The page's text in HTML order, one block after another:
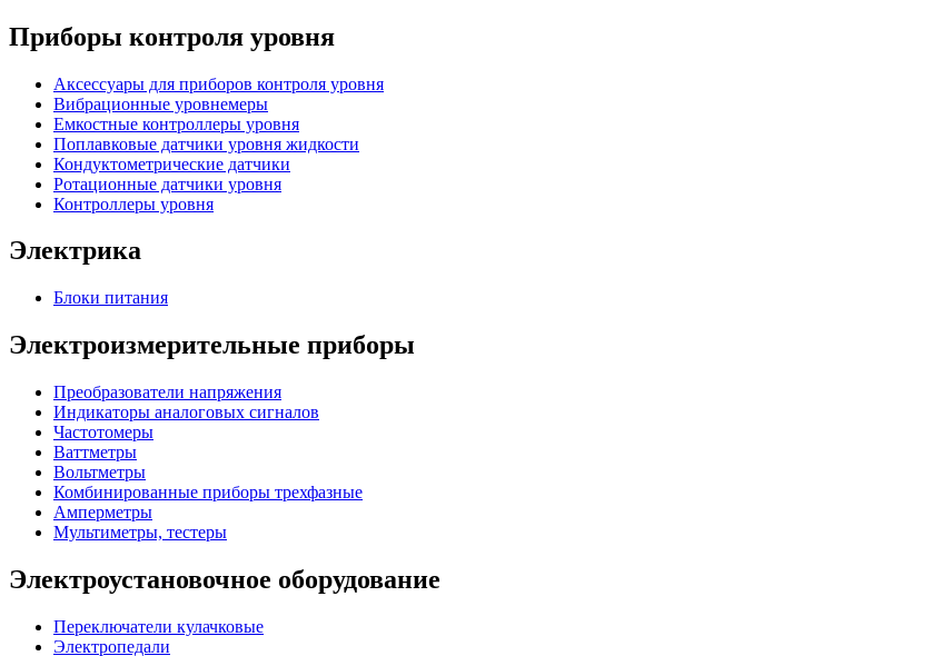
Приборы контроля уровня
Аксессуары для приборов контроля уровня
Вибрационные уровнемеры
Емкостные контроллеры уровня
Поплавковые датчики уровня жидкости
Кондуктометрические датчики
Ротационные датчики уровня
Контроллеры уровня
Электрика
Блоки питания
Электроизмерительные приборы
Преобразователи напряжения
Индикаторы аналоговых сигналов
Частотомеры
Ваттметры
Вольтметры
Комбинированные приборы трехфазные
Амперметры
Мультиметры, тестеры
Электроустановочное оборудование
Переключатели кулачковые
Электропедали